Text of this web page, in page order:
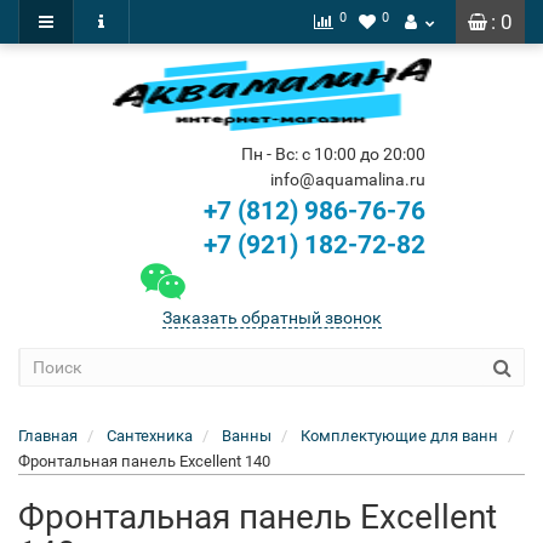
: 0
0 0
Пн - Вс: с 10:00 до 20:00
info@aquamalina.ru
+7 (812) 986-76-76
+7 (921) 182-72-82
Заказать обратный звонок
Главная Сантехника Ванны
Комплектующие для ванн
Фронтальная панель Excellent 140
Фронтальная панель Excellent